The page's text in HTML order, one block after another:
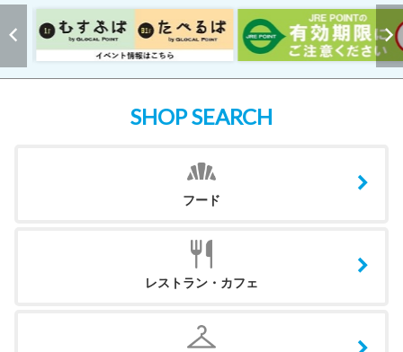
SHOP SEARCH
フード
レストラン・カフェ